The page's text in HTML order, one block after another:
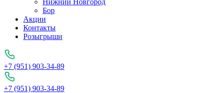
Нижний Новгород
Бор
Акции
Контакты
Розыгрыши
+7 (951) 903-34-89
+7 (951) 903-34-89